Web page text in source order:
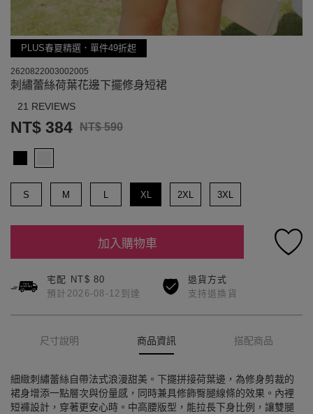
PLUS春夏精選．單件49折起
2620822003002005
刺繡蕾絲荷葉花邊下擺修身短裙
21 REVIEWS
NT$ 384 NT$ 590
S M L XL 2XL 3XL
加入購物車
宅配 NT$ 80
預計2026-08-12到達
退貨方式
支持退換貨
尺寸說明 商品資訊 搭配商品
細緻刺繡蕾絲自帶法式浪漫甜美。下擺拼接荷葉邊，為修身剪裁的
裙身增添一點層次與份量感，同時兼具修飾臀腿線條的效果。內裡
短褲設計，穿著更安心時。中高腰版型，能拉長下身比例，讓雙腿